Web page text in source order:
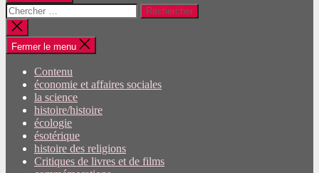
Rechercher:
Fermer
la
recherche
Fermer le menu
Contenu
économie et affaires sociales
la science
histoire/histoire
écologie
ésotérique
histoire des religions
Critiques de livres et de films